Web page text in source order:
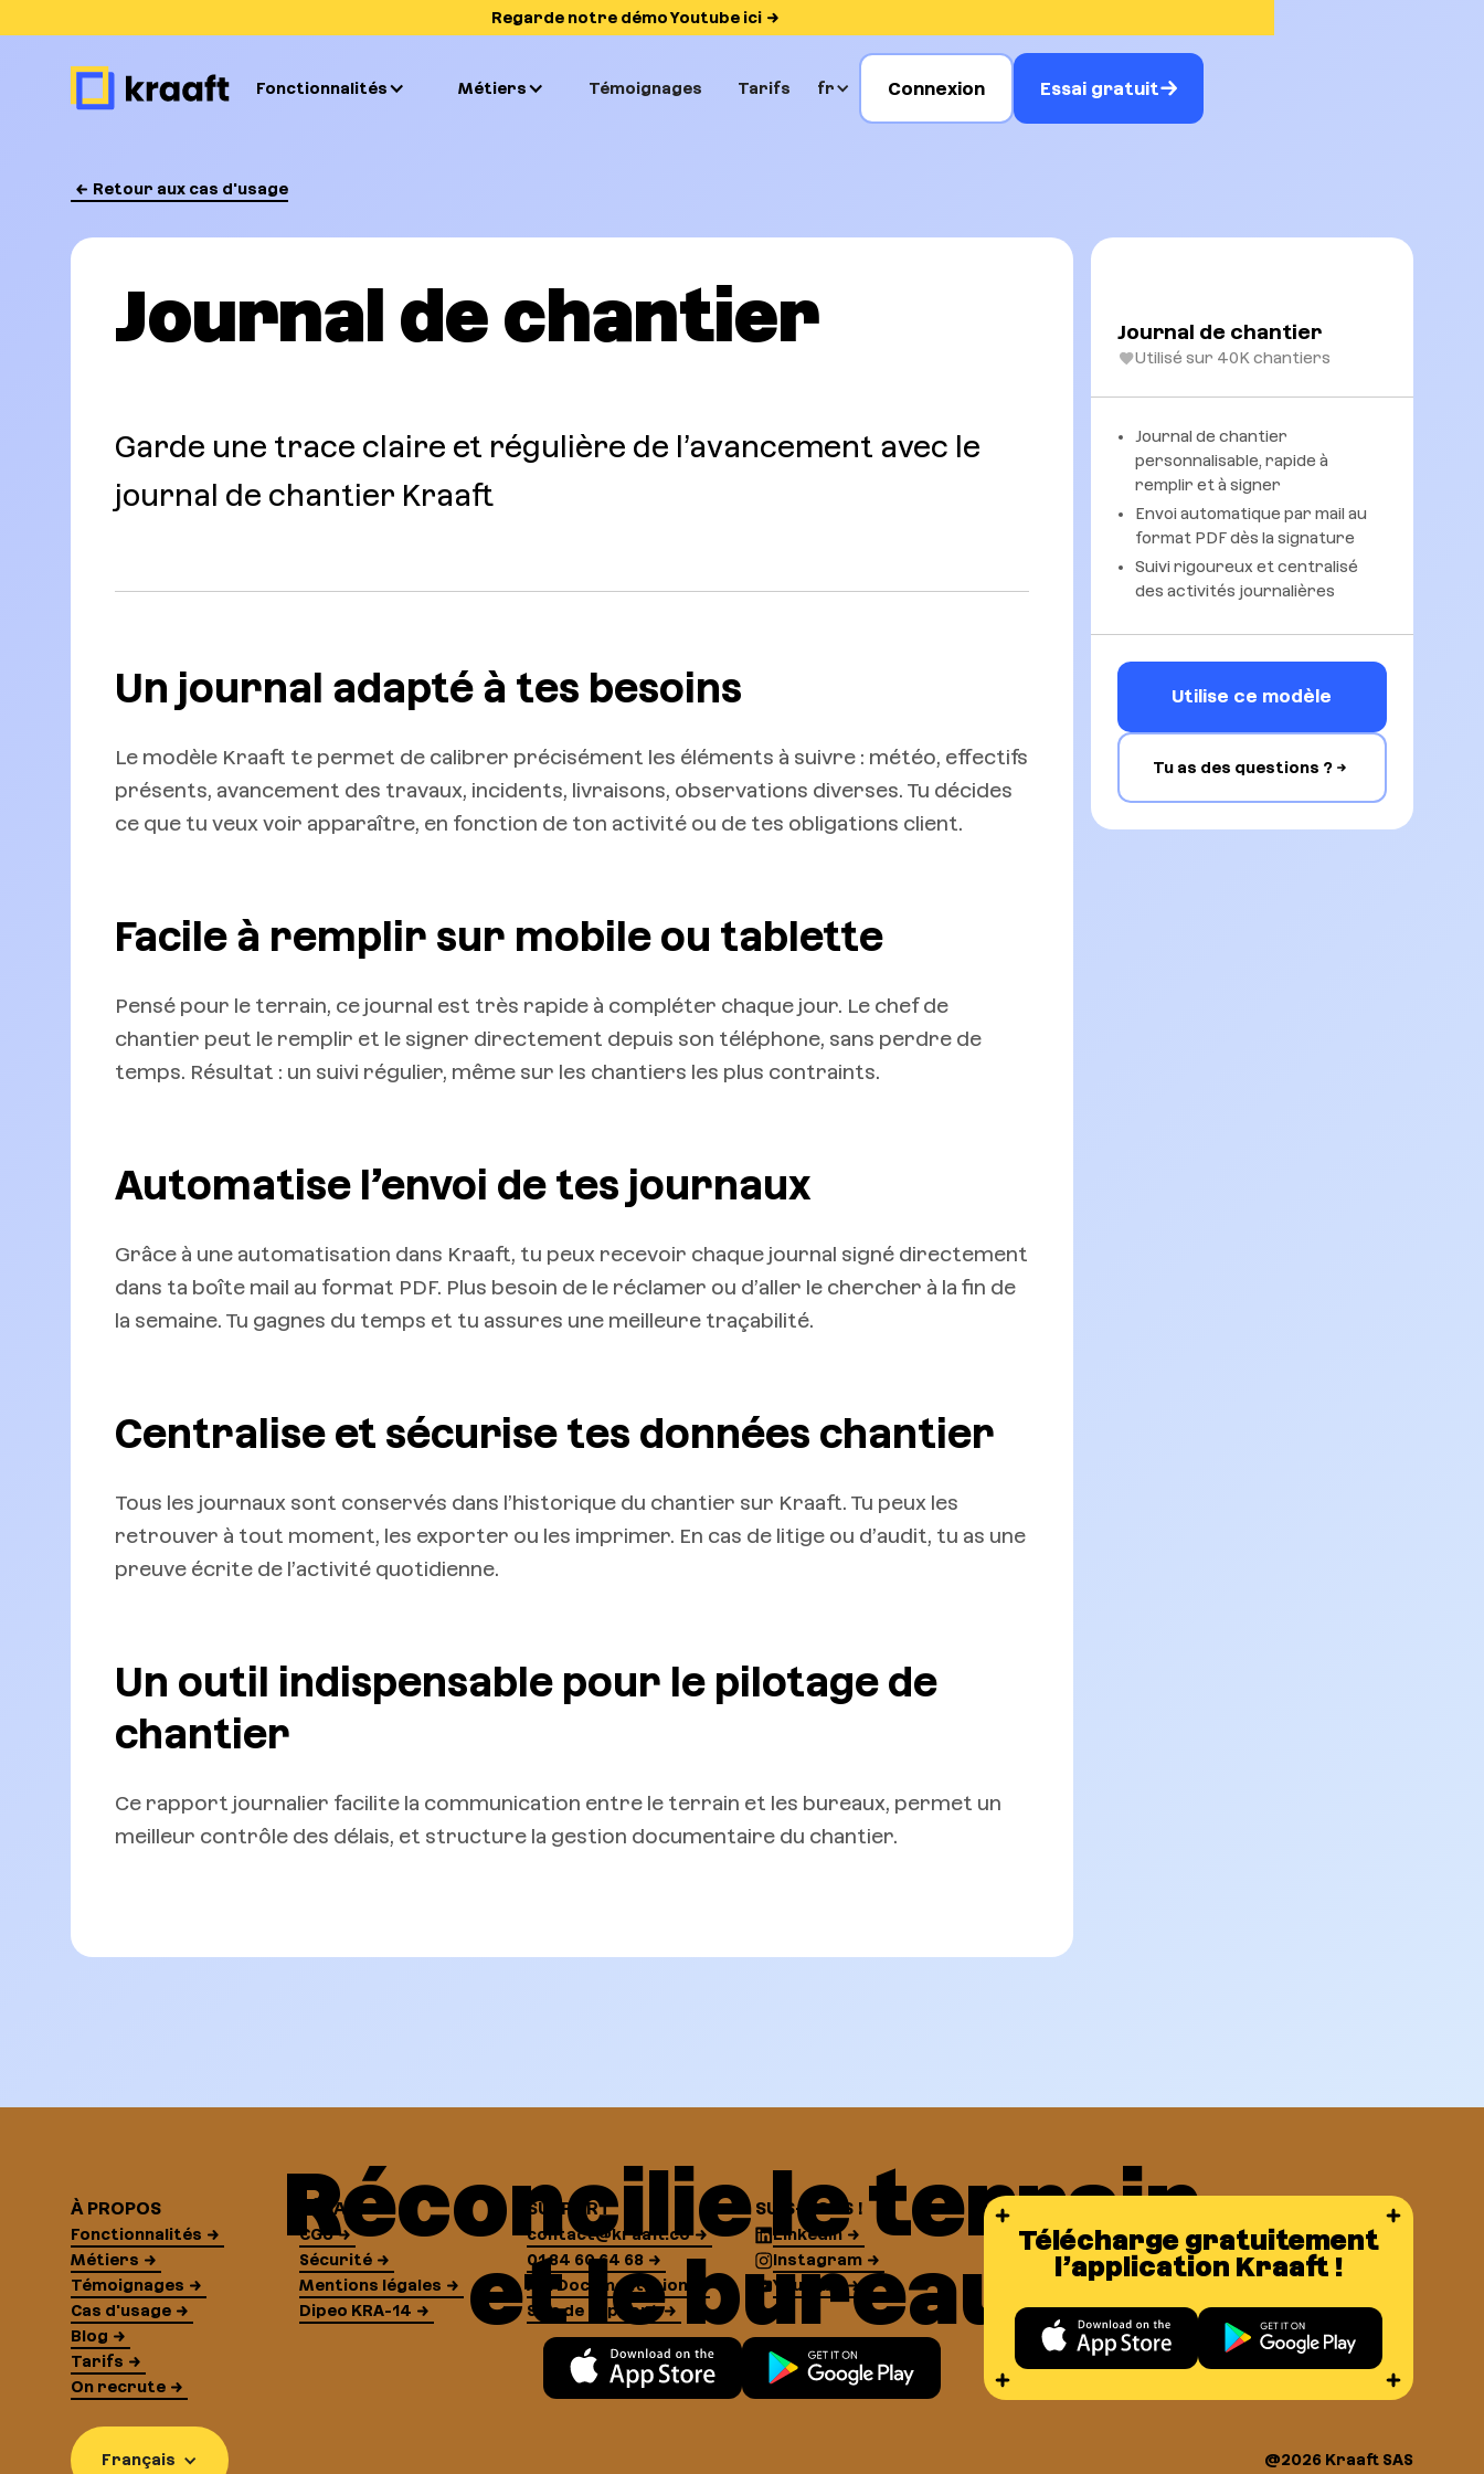
Regarde notre démo Youtube ici
Fonctionnalités Métiers Témoignages Tarifs fr Connexion Essai gratuit
Retour aux cas d'usage
Journal de chantier
Garde une trace claire et régulière de l’avancement avec le
journal de chantier Kraaft
Un journal adapté à tes besoins
Le modèle Kraaft te permet de calibrer précisément les éléments à suivre : météo, effectifs
présents, avancement des travaux, incidents, livraisons, observations diverses. Tu décides
ce que tu veux voir apparaître, en fonction de ton activité ou de tes obligations client.
Facile à remplir sur mobile ou tablette
Pensé pour le terrain, ce journal est très rapide à compléter chaque jour. Le chef de
chantier peut le remplir et le signer directement depuis son téléphone, sans perdre de
temps. Résultat : un suivi régulier, même sur les chantiers les plus contraints.
Automatise l’envoi de tes journaux
Grâce à une automatisation dans Kraaft, tu peux recevoir chaque journal signé directement
dans ta boîte mail au format PDF. Plus besoin de le réclamer ou d’aller le chercher à la fin de
la semaine. Tu gagnes du temps et tu assures une meilleure traçabilité.
Centralise et sécurise tes données chantier
Tous les journaux sont conservés dans l’historique du chantier sur Kraaft. Tu peux les
retrouver à tout moment, les exporter ou les imprimer. En cas de litige ou d’audit, tu as une
preuve écrite de l’activité quotidienne.
Un outil indispensable pour le pilotage de
chantier
Ce rapport journalier facilite la communication entre le terrain et les bureaux, permet un
meilleur contrôle des délais, et structure la gestion documentaire du chantier.
Journal de chantier
Utilisé sur 40K chantiers
Journal de chantier
personnalisable, rapide à
remplir et à signer
Envoi automatique par mail au
format PDF dès la signature
Suivi rigoureux et centralisé
des activités journalières
Utilise ce modèle
Tu as des questions ?
Réconcilie le terrain
et le bureau
À PROPOS
Fonctionnalités
Métiers
Témoignages
Cas d'usage
Blog
Tarifs
On recrute
LÉGAL
CGU
Sécurité
Mentions légales
Dipeo KRA-14
SUPPORT
contact@kraaft.co
01 84 60 64 68
API Documentation
Site de support
SUIS-NOUS !
Linkedin
Instagram
Youtube
Télécharge gratuitement
l’application Kraaft !
Français @2026 Kraaft SAS